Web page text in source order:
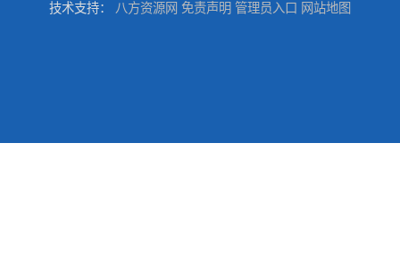
技术支持： 八方资源网 免责声明 管理员入口 网站地图